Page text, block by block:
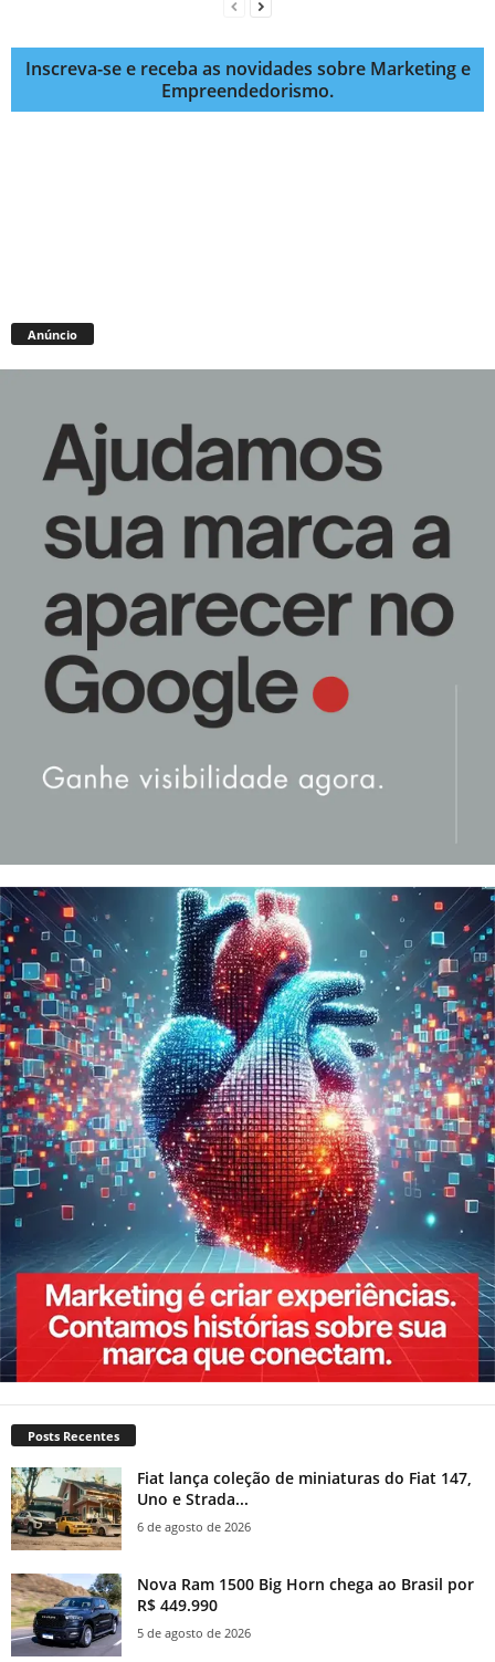
Inscreva-se e receba as novidades sobre Marketing e
Empreendedorismo.
Anúncio
Posts Recentes
Fiat lança coleção de miniaturas do Fiat 147,
Uno e Strada...
6 de agosto de 2026
Nova Ram 1500 Big Horn chega ao Brasil por
R$ 449.990
5 de agosto de 2026